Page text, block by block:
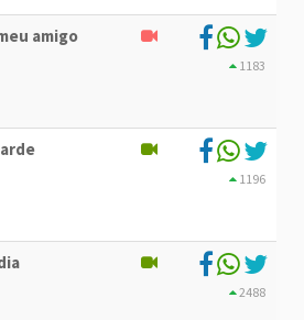
amigo
1183
1196
2488